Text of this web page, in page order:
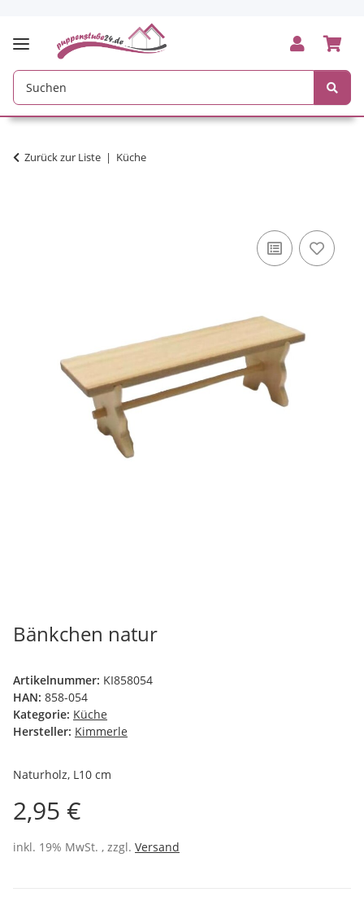
Zurück zur Liste Küche
Bänkchen natur
Artikelnummer: KI858054
HAN: 858-054
Kategorie: Küche
Hersteller: Kimmerle
Naturholz, L10 cm
2,95 €
inkl. 19% MwSt. , zzgl. Versand